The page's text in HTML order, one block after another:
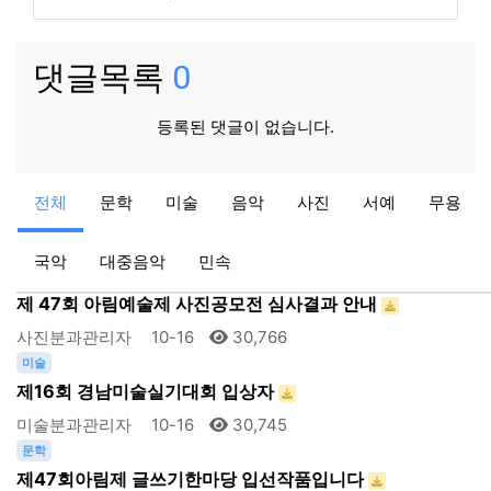
댓글목록 0
등록된 댓글이 없습니다.
전체 문학 미술 음악 사진 서예 무용
국악 대중음악 민속
제12회 아림예술제 아림영상제 사진3
영상분과관리자 10-16
제 47회 아림예술제 사진공모전 심사결과 안내
사진분과관리자 10-16 30,766
미술
제16회 경남미술실기대회 입상자
미술분과관리자 10-16 30,745
문학
제47회아림제 글쓰기한마당 입선작품입니다